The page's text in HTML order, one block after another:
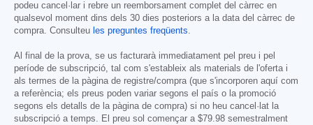
podeu cancel·lar i rebre un reemborsament complet del càrrec en
qualsevol moment dins dels 30 dies posteriors a la data del càrrec de
compra. Consulteu les preguntes freqüents.
Al final de la prova, se us facturarà immediatament pel preu i pel
període de subscripció, tal com s'estableix als materials de l'oferta i
als termes de la pàgina de registre/compra (que s'incorporen aquí com
a referència; els preus poden variar segons el país o la promoció
segons els detalls de la pàgina de compra) si no heu cancel·lat la
subscripció a temps. El preu sol començar a $79.98 semestralment